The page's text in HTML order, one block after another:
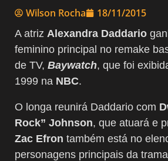
Wilson Rocha 18/11/2015
A atriz Alexandra Daddario
feminino principal no remake
de TV, Baywatch, que foi
1999 na NBC.
O longa reunirá Daddario com
Rock” Johnson, que atuará e
Zac Efron também está no
personagens principais da